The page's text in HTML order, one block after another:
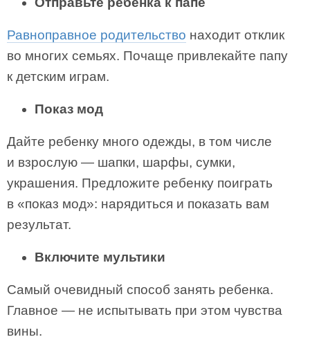
Равноправное родительство находит отклик
во многих семьях. Почаще привлекайте папу
к детским играм.
Показ мод
Дайте ребенку много одежды, в том числе
и взрослую — шапки, шарфы, сумки,
украшения. Предложите ребенку поиграть
в «показ мод»: нарядиться и показать вам
результат.
Включите мультики
Самый очевидный способ занять ребенка.
Главное — не испытывать при этом чувства
вины.